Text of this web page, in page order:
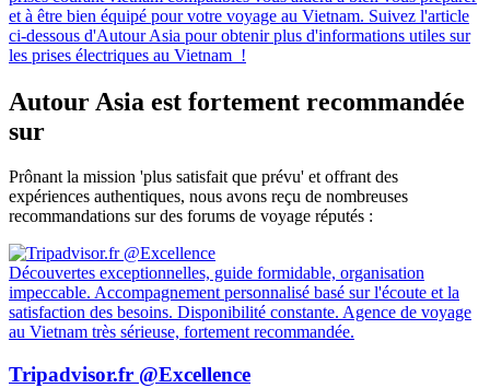
et à être bien équipé pour votre voyage au Vietnam. Suivez l'article
ci-dessous d'Autour Asia pour obtenir plus d'informations utiles sur
les prises électriques au Vietnam !
Autour Asia est fortement recommandée
sur
Prônant la mission 'plus satisfait que prévu' et offrant des
expériences authentiques, nous avons reçu de nombreuses
recommandations sur des forums de voyage réputés :
Découvertes exceptionnelles, guide formidable, organisation
impeccable. Accompagnement personnalisé basé sur l'écoute et la
satisfaction des besoins. Disponibilité constante. Agence de voyage
au Vietnam très sérieuse, fortement recommandée.
Tripadvisor.fr @Excellence